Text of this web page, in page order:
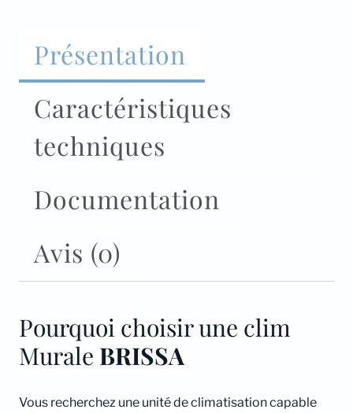
Présentation
Caractéristiques
techniques
Documentation
Avis (0)
Pourquoi choisir une clim
Murale BRISSA
Vous recherchez une unité de climatisation capable